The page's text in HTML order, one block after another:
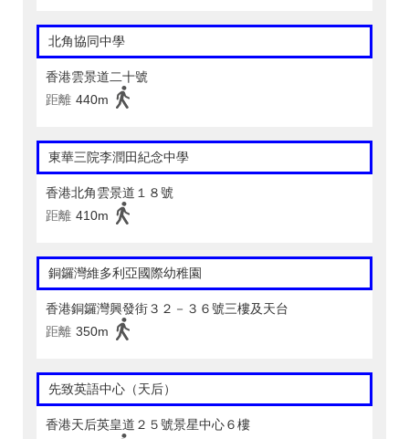
北角協同中學
香港雲景道二十號
距離 440m
東華三院李潤田紀念中學
香港北角雲景道１８號
距離 410m
銅鑼灣維多利亞國際幼稚園
香港銅鑼灣興發街３２－３６號三樓及天台
距離 350m
先致英語中心（天后）
香港天后英皇道２５號景星中心６樓